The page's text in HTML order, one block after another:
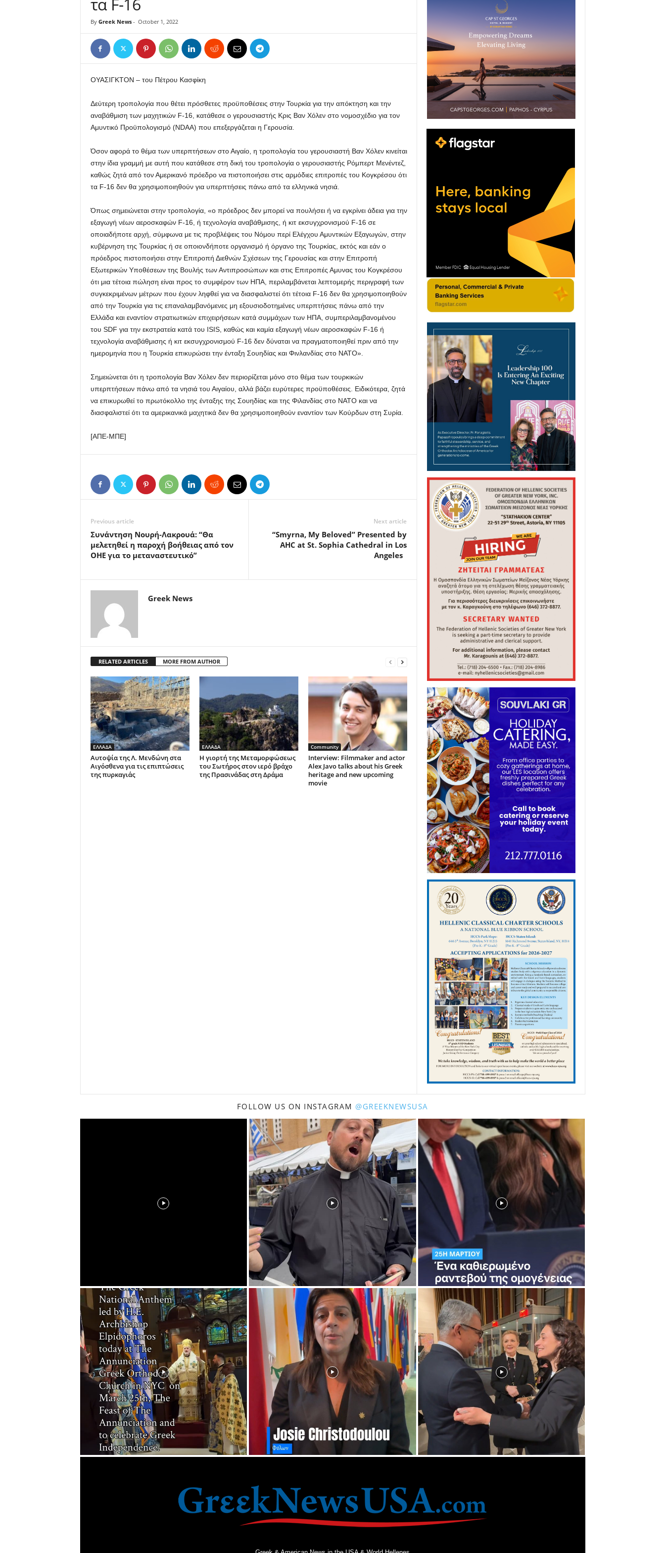
τα F-16
By Greek News- October 1, 2022
ΟΥΑΣΙΓΚΤΟΝ – του Πέτρου Κασφίκη
Δεύτερη τροπολογία που θέτει πρόσθετες προϋποθέσεις στην Τουρκία για την απόκτηση και την
αναβάθμιση των μαχητικών F-16, κατάθεσε ο γερουσιαστής Κρις Βαν Χόλεν στο νομοσχέδιο για τον
Αμυντικό Προϋπολογισμό (NDAA) που επεξεργάζεται η Γερουσία.
Όσον αφορά το θέμα των υπερπτήσεων στο Αιγαίο, η τροπολογία του γερουσιαστή Βαν Χόλεν κινείται
στην ίδια γραμμή με αυτή που κατάθεσε στη δική του τροπολογία ο γερουσιαστής Ρόμπερτ Μενέντεζ,
καθώς ζητά από τον Αμερικανό πρόεδρο να πιστοποιήσει στις αρμόδιες επιτροπές του Κογκρέσου ότι
τα F-16 δεν θα χρησιμοποιηθούν για υπερπτήσεις πάνω από τα ελληνικά νησιά.
Όπως σημειώνεται στην τροπολογία, «ο πρόεδρος δεν μπορεί να πουλήσει ή να εγκρίνει άδεια για την
εξαγωγή νέων αεροσκαφών F-16, ή τεχνολογία αναβάθμισης, ή κιτ εκσυγχρονισμού F-16 σε
οποιαδήποτε αρχή, σύμφωνα με τις προβλέψεις του Νόμου περί Ελέγχου Αμυντικών Εξαγωγών, στην
κυβέρνηση της Τουρκίας ή σε οποιονδήποτε οργανισμό ή όργανο της Τουρκίας, εκτός και εάν ο
πρόεδρος πιστοποιήσει στην Επιτροπή Διεθνών Σχέσεων της Γερουσίας και στην Επιτροπή
Εξωτερικών Υποθέσεων της Βουλής των Αντιπροσώπων και στις Επιτροπές Αμυνας του Κογκρέσου
ότι μια τέτοια πώληση είναι προς το συμφέρον των ΗΠΑ, περιλαμβάνεται λεπτομερής περιγραφή των
συγκεκριμένων μέτρων που έχουν ληφθεί για να διασφαλιστεί ότι τέτοια F-16 δεν θα χρησιμοποιηθούν
από την Τουρκία για τις επαναλαμβανόμενες μη εξουσιοδοτημένες υπερπτήσεις πάνω από την
Ελλάδα και εναντίον στρατιωτικών επιχειρήσεων κατά συμμάχων των ΗΠΑ, συμπεριλαμβανομένου
του SDF για την εκστρατεία κατά του ISIS, καθώς και καμία εξαγωγή νέων αεροσκαφών F-16 ή
τεχνολογία αναβάθμισης ή κιτ εκσυγχρονισμού F-16 δεν δύναται να πραγματοποιηθεί πριν από την
ημερομηνία που η Τουρκία επικυρώσει την ένταξη Σουηδίας και Φινλανδίας στο ΝΑΤΟ».
Σημειώνεται ότι η τροπολογία Βαν Χόλεν δεν περιορίζεται μόνο στο θέμα των τουρκικών
υπερπτήσεων πάνω από τα νησιά του Αιγαίου, αλλά βάζει ευρύτερες προϋποθέσεις. Ειδικότερα, ζητά
να επικυρωθεί το πρωτόκολλο της ένταξης της Σουηδίας και της Φιλανδίας στο ΝΑΤΟ και να
διασφαλιστεί ότι τα αμερικανικά μαχητικά δεν θα χρησιμοποιηθούν εναντίον των Κούρδων στη Συρία.
[ΑΠΕ-ΜΠΕ]
Previous article
Συνάντηση Νουρή-Λακρουά: “Θα
μελετηθεί η παροχή βοήθειας από τον
ΟΗΕ για το μεταναστευτικό”
Next article
“Smyrna, My Beloved” Presented by
AHC at St. Sophia Cathedral in Los
Angeles
Greek News
RELATED ARTICLES MORE FROM AUTHOR
ΕΛΛΑΔΑ
Αυτοψία της Λ. Μενδώνη στα
Αιγόσθενα για τις επιπτώσεις
της πυρκαγιάς
ΕΛΛΑΔΑ
Η γιορτή της Μεταμορφώσεως
του Σωτήρος στον ιερό βράχο
της Πρασινάδας στη Δράμα
Community
Interview: Filmmaker and actor
Alex Javo talks about his Greek
heritage and new upcoming
movie
FOLLOW US ON INSTAGRAM @GREEKNEWSUSA